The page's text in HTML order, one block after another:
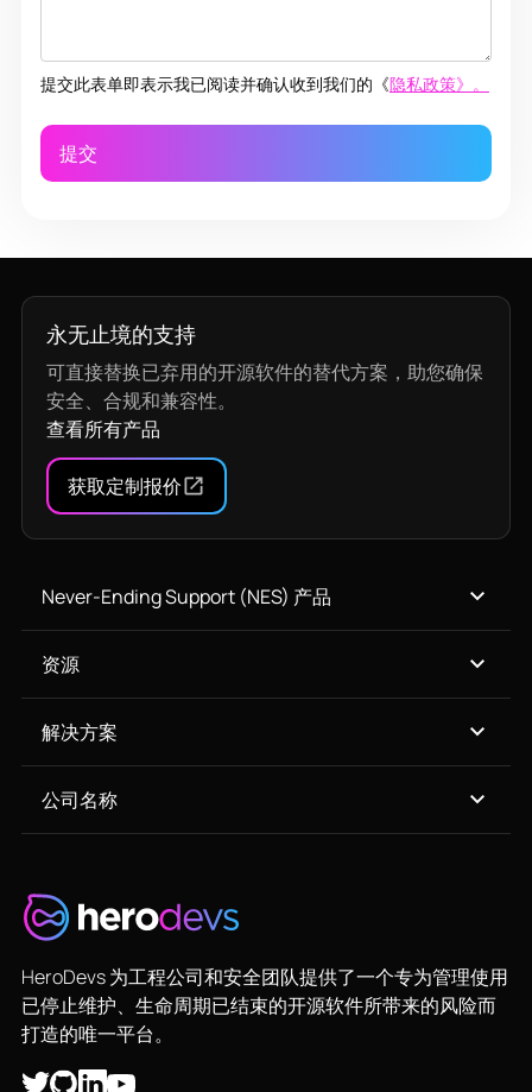
提交此表单即表示我已阅读并确认收到我们的《隐私政策》。
永无止境的支持
可直接替换已弃用的开源软件的替代方案，助您确保
安全、合规和兼容性。
查看所有产品
获取定制报价
Never-Ending Support (NES) 产品
资源
解决方案
公司名称
HeroDevs 为工程公司和安全团队提供了一个专为管理使用
已停止维护、生命周期已结束的开源软件所带来的风险而
打造的唯一平台。